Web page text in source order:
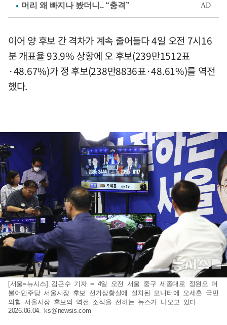
이어 양 후보 간 격차가 계속 줄어들다 4일 오전 7시16
분 개표율 93.9% 상황에 오 후보(239만1512표
·48.67%)가 정 후보(238만8836표·48.61%)를 역전
했다.
[서울=뉴시스] 김근수 기자 = 4일 오전 서울 중구 세종대로 정원오 더
불어민주당 서울시장 후보 선거상황실에 설치된 모니터에 오세훈 국민
의힘 서울시장 후보의 역전 소식을 전하는 뉴스가 나오고 있다.
2026.06.04. ks@newsis.com